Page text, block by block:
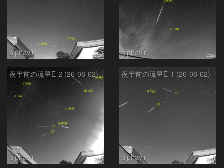
alphavir alphavir
夜半前の流星E-2 (26-08-02)
alphavir
夜半前の流星E-1 (26-08-02)
alphavir